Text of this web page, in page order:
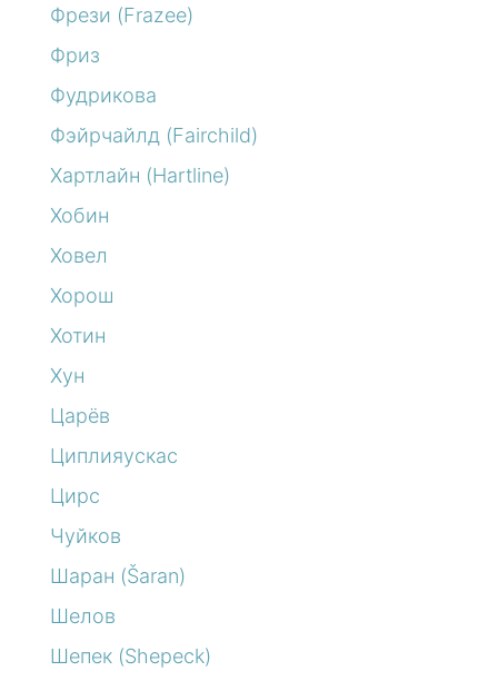
Фрези (Frazee)
Фриз
Фудрикова
Фэйрчайлд (Fairchild)
Хартлайн (Hartline)
Хобин
Ховел
Хорош
Хотин
Хун
Царёв
Циплияускас
Цирс
Чуйков
Шаран (Šaran)
Шелов
Шепек (Shepeck)